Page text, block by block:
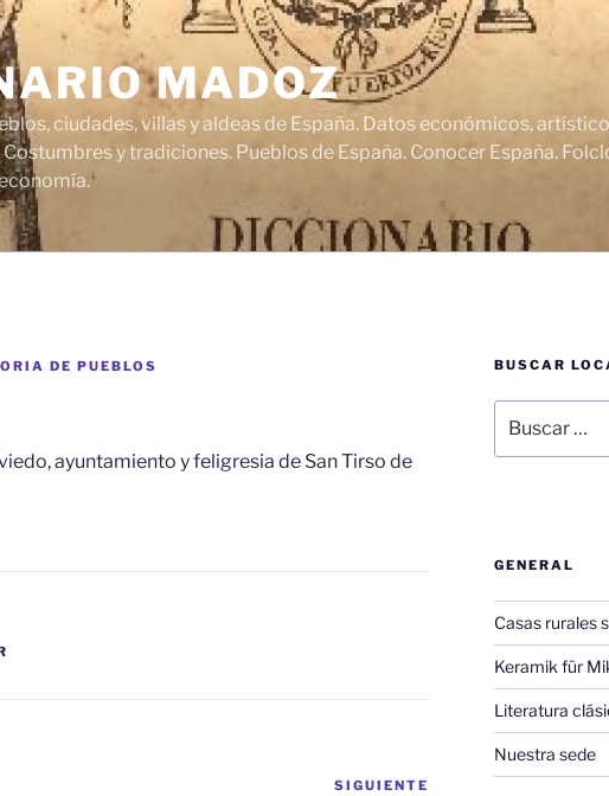
MADOZ
ciudades, villas y aldeas de España. Datos económicos,
y tradiciones. Pueblos de España. Conocer España.
DE PUEBLOS
ayuntamiento y feligresia de San Tirso de
SIGUIENTE
BUSCAR
por:
GENERAL
Casas rurales
Keramik für
Literatura
Nuestra sede